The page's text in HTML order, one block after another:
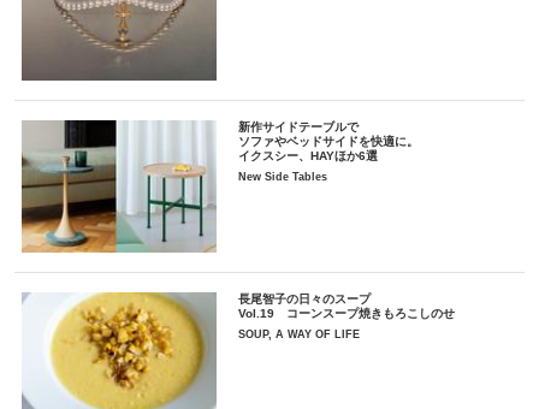
新作サイドテーブルで
ソファやベッドサイドを快適に。
イクスシー、HAYほか6選
New Side Tables
長尾智子の日々のスープ
Vol.19 コーンスープ焼きもろこしのせ
SOUP, A WAY OF LIFE